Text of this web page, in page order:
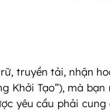
truyền tải, nhận
Khởi Tạo”), mà
yêu cầu phải